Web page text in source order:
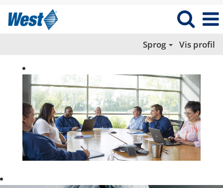
Sprog Vis profil
UDVIKLING